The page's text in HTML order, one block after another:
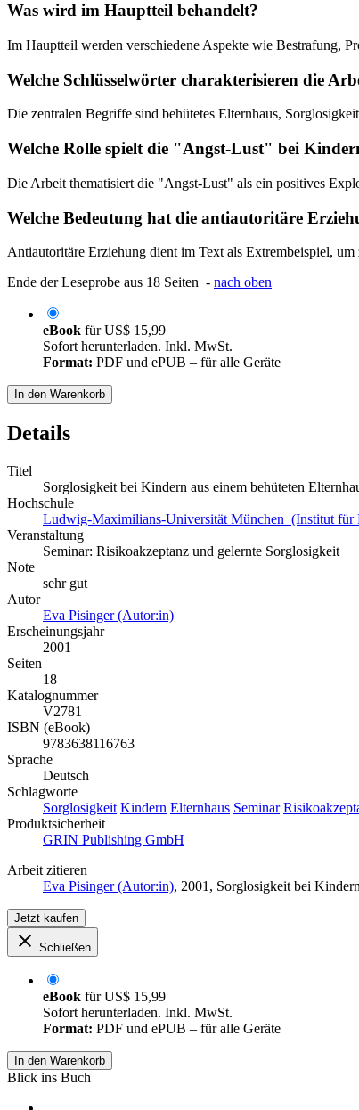
Was wird im Hauptteil behandelt?
Im Hauptteil werden verschiedene Aspekte wie Bestrafung,
Welche Schlüsselwörter charakterisieren die
Die zentralen Begriffe sind behütetes Elternhaus,
Welche Rolle spielt die "Angst-Lust" bei
Die Arbeit thematisiert die "Angst-Lust" als ein positives
Welche Bedeutung hat die antiautoritäre
Antiautoritäre Erziehung dient im Text als Extrembeispiel,
Ende der Leseprobe aus 18 Seiten - nach oben
eBook fürUS$ 15,99
Sofort herunterladen. Inkl. MwSt.
Format: PDF und ePUB – für alle Geräte
In den Warenkorb
Details
Titel
Sorglosigkeit bei Kindern aus einem behüteten
Hochschule
Ludwig-Maximilians-Universität München (Institut für
Veranstaltung
Seminar: Risikoakzeptanz und gelernte Sorglosigkeit
Note
sehr gut
Autor
Eva Pisinger (Autor:in)
Erscheinungsjahr
2001
Seiten
18
Katalognummer
V2781
ISBN (eBook)
9783638116763
Sprache
Deutsch
Schlagworte
Sorglosigkeit Kindern Elternhaus Seminar
Produktsicherheit
GRIN Publishing GmbH
Arbeit zitieren
Eva Pisinger (Autor:in), 2001, Sorglosigkeit bei
Jetzt kaufen
Schließen
eBook fürUS$ 15,99
Sofort herunterladen. Inkl. MwSt.
Format: PDF und ePUB – für alle Geräte
In den Warenkorb
Blick ins Buch